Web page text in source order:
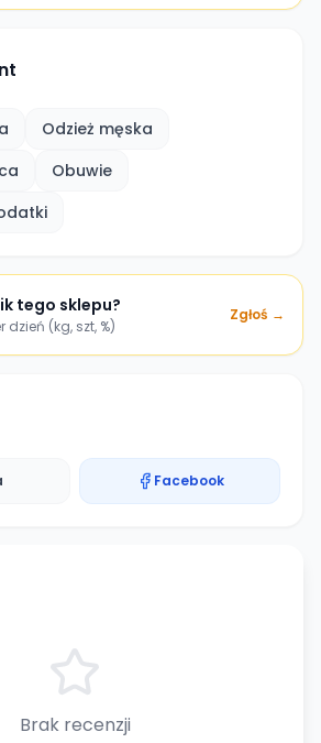
Odzież męska
Obuwie
tego sklepu?
dzień (kg, szt, %)
Zgłoś →
Facebook
Brak recenzji